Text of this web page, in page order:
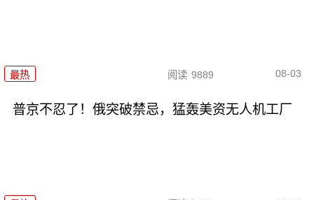
最热 阅读 9889 08-03
普京不忍了！俄突破禁忌，猛轰美资无人机工厂